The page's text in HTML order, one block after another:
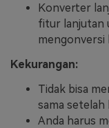
Konverter
fitur lanjutan
mengonversi
Kekurangan:
Tidak bisa
sama setelah
Anda harus